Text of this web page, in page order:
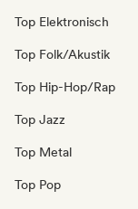
Top Elektronisch
Top Folk/Akustik
Top Hip-Hop/Rap
Top Jazz
Top Metal
Top Pop